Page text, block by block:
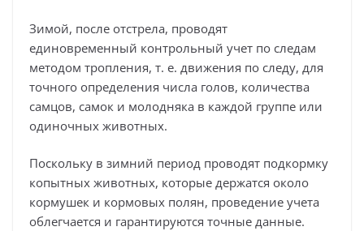
Зимой, после отстрела, проводят
единовременный контрольный учет по следам
методом тропления, т. е. движения по следу, для
точного определения числа голов, количества
самцов, самок и молодняка в каждой группе или
одиночных животных.
Поскольку в зимний период проводят подкормку
копытных животных, которые держатся около
кормушек и кормовых полян, проведение учета
облегчается и гарантируются точные данные.